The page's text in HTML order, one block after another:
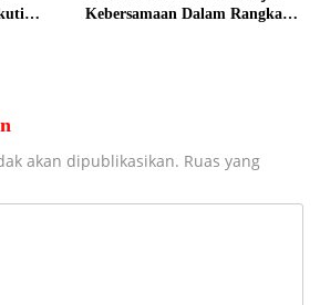
Kebersamaan Dalam Rangka
akan dipublikasikan. Ruas yang